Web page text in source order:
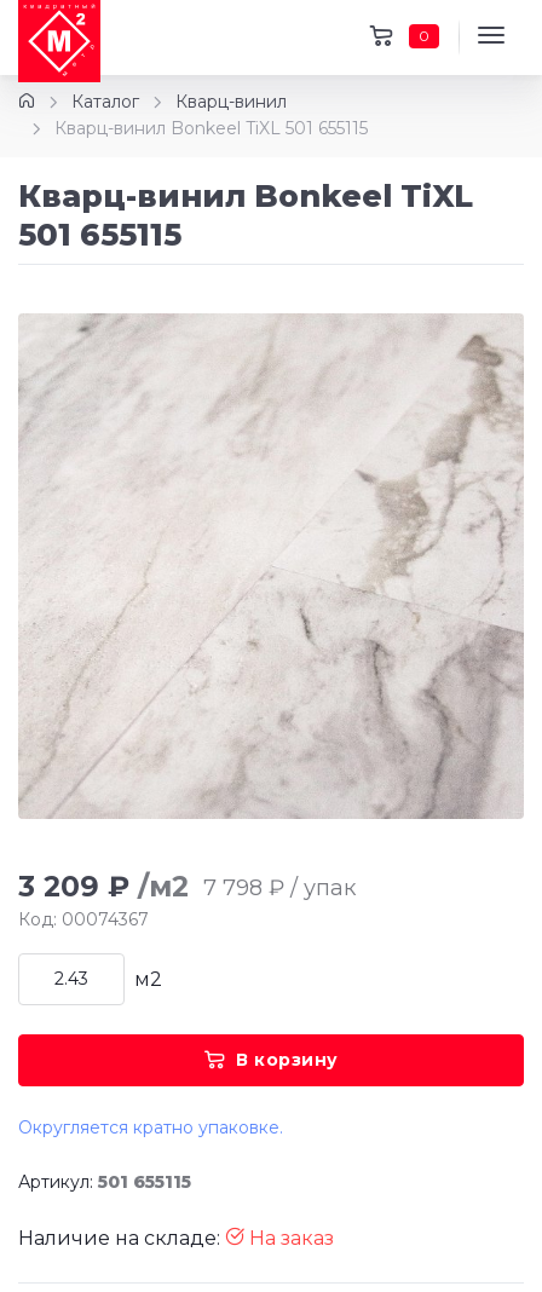
0
Каталог
Кварц-винил
Кварц-винил Bonkeel TiXL 501 655115
Кварц-винил Bonkeel TiXL
501 655115
3 209 ₽ /м2 7 798 ₽ / упак
Код: 00074367
м2
В корзину
Округляется кратно упаковке.
Артикул: 501 655115
Наличие на складе: На заказ